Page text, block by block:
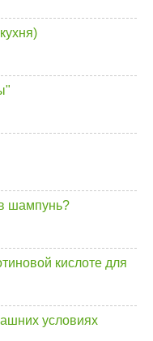
шампунь?
кислоте для
условиях